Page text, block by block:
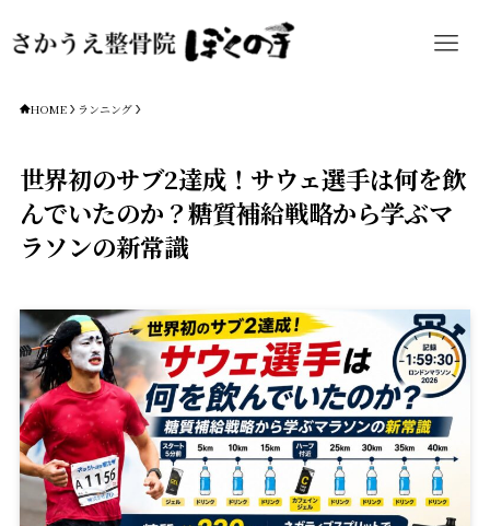
HOME ランニング
世界初のサブ2達成！サウェ選手は何を飲
んでいたのか？糖質補給戦略から学ぶマ
ラソンの新常識